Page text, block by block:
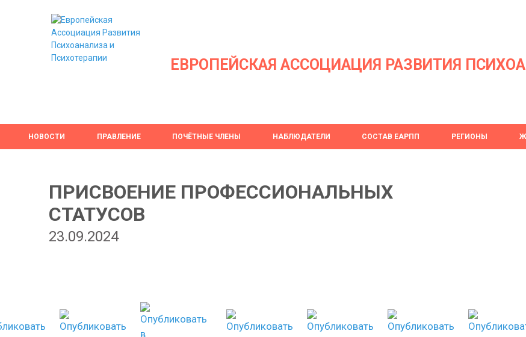
ЕВРОПЕЙСКАЯ АССОЦИАЦИЯ РАЗВИТИЯ
НОВОСТИ ПРАВЛЕНИЕ ПОЧЁТНЫЕ ЧЛЕНЫ НАБЛЮДАТЕЛИ СОСТАВ ЕАРПП РЕГИОНЫ
ПРИСВОЕНИЕ ПРОФЕССИОНАЛЬНЫХ
СТАТУСОВ
23.09.2024